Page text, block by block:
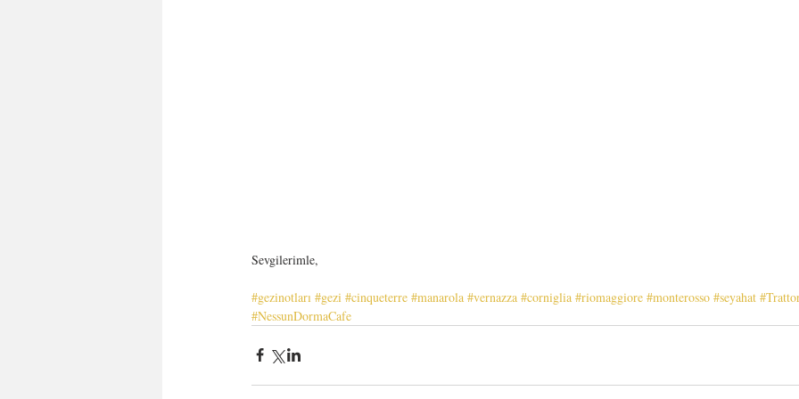
Sevgilerimle,
#gezinotları #gezi #cinqueterre #manarola #vernazza #corniglia #riomaggiore #monterosso #seyahat
#NessunDormaCafe